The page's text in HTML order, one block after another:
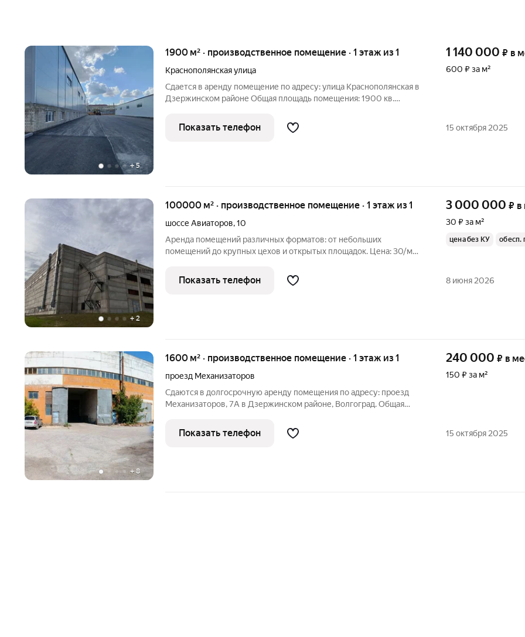
+5
1900 м² · производственное помещение · 1 этаж из 1
Краснополянская улица
Сдается в аренду помещение по адресу: улица Краснополянская в
Дзержинском районе Общая площадь помещения: 1900 кв.
строительства. Уже сейчас вы можете зарезервировать
помещение под свой бизнес
1 140 000 ₽ в
600 ₽ за м²
Показать телефон 15 октября 2025
+ 2
100000 м² · производственное помещение · 1 этаж из 1
шоссе Авиаторов,10
Аренда помещений различных форматов: от небольших
помещений до крупных цехов и открытых площадок. Цена: 30/м2.
производства от 5 м2 до 20.000 м2; - складские помещения
любой площади; - ангары до 6.000
3 000 000 ₽ в
30 ₽ за м²
цена без КУ обесп.
Показать телефон 8 июня 2026
+8
1600 м² · производственное помещение · 1 этаж из 1
проезд Механизаторов
Сдаются в долгосрочную аренду помещения по адресу: проезд
Механизаторов, 7А в Дзержинском районе, Волгоград. Общая
метров. Производственные помещения без отопления, с
действующими кран
240 000 ₽ в
150 ₽ за м²
Показать телефон 15 октября 2025